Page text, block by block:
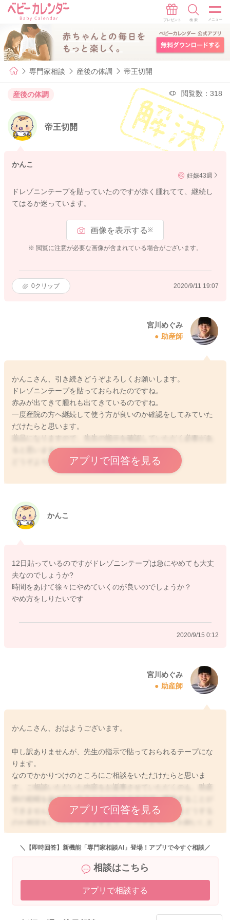
専門家相談 産後の体調 帝王切開
産後の体調 閲覧数：318
帝王切開
かんこ
妊娠43週
ドレゾニンテープを貼っていたのですが赤く腫れてて、継続し
てはるか迷っています。
画像を表示する※
※ 閲覧に注意が必要な画像が含まれている場合がございます。
0クリップ 2020/9/11 19:07
宮川めぐみ
助産師
かんこさん、引き続きどうぞよろしくお願いします。
ドレゾニンテープを貼っておられたのですね。
赤みが出てきて腫れも出てきているのですね。
一度産院の方へ継続して使う方が良いのか確認をしてみていた
だけたらと思います。
薬品になりますので、先生の指示を確認していただく必要があ
ると思います。
どうぞよろしくお願いします。アプリで回答を見る
かんこ
12日貼っているのですがドレゾニンテープは急にやめても大丈
夫なのでしょうか?
時間をあけて徐々にやめていくのが良いのでしょうか？
やめ方をしりたいです
2020/9/15 0:12
宮川めぐみ
助産師
かんこさん、おはようございます。
申し訳ありませんが、先生の指示で貼っておられるテープにな
ります。
なのでかかりつけのところにご相談をいただけたらと思いま
す。ご相談いただいた内容をお返事させていただくのも、助産
師の範疇を超えてしまうことになりますので、明言することが
できません。お傷の状況も見てもらってからテープをどうする
のか相談をしていただきますよう、どうぞよろしくお願いしま
す。
せっかくご相談くださったのに、申し訳ありません。
アプリで回答を見る
＼【即時回答】新機能「専門家相談AI」登場！アプリで今すぐ相談／
相談はこちら
アプリで相談する